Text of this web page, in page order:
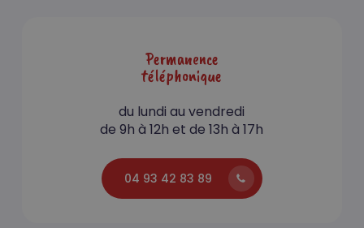
Permanence
téléphonique
du lundi au vendredi
de 9h à 12h et de 13h à 17h
04 93 42 83 89